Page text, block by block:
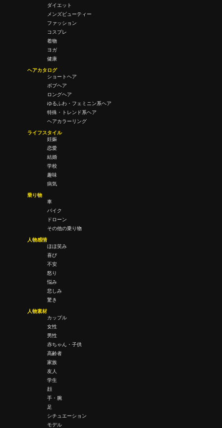
ダイエット
メンズビューティー
ファッション
コスプレ
着物
ヨガ
健康
ヘアカタログ
ショートヘア
ボブヘア
ロングヘア
ゆるふわ・フェミニン系ヘア
特殊・トレンド系ヘア
ヘアカラーリング
ライフスタイル
妊娠
恋愛
結婚
学校
趣味
病気
乗り物
車
バイク
ドローン
その他の乗り物
人物感情
ほほ笑み
喜び
不安
怒り
悩み
悲しみ
驚き
人物素材
カップル
女性
男性
赤ちゃん・子供
高齢者
家族
友人
学生
顔
手・腕
足
シチュエーション
モデル